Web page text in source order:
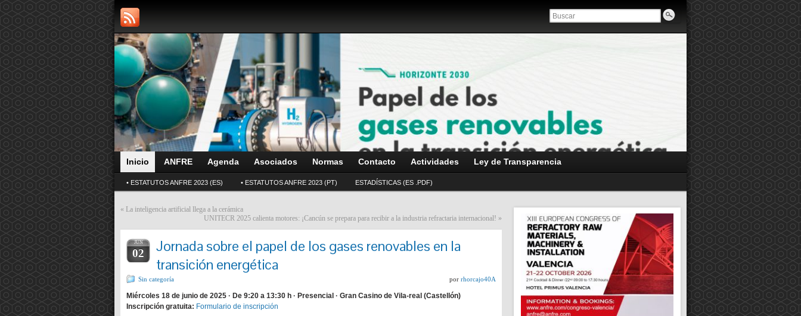
Inicio ANFRE Agenda Asociados Normas Contacto Actividades Ley de Transparencia
• ESTATUTOS ANFRE 2023 (ES) • ESTATUTOS ANFRE 2023 (PT) ESTADÍSTICAS (ES .PDF)
« La inteligencia artificial llega a la cerámica
UNITECR 2025 calienta motores: ¡Cancún se prepara para recibir a la industria refractaria internacional! »
JUN
02
Jornada sobre el papel de los gases renovables en la
transición energética
Sin categoría por rhorcajo40A
Miércoles 18 de junio de 2025 · De 9:20 a 13:30 h · Presencial · Gran Casino de Vila-real (Castellón)
Inscripción gratuita: Formulario de inscripción